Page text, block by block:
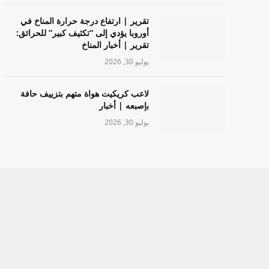
تقرير | ارتفاع درجة حرارة المناخ في
أوروبا يؤدي إلى “تكثيف كبير” للحرائق:
تقرير | أخبار المناخ
يوليو 30, 2026
لاعب كريكيت هواة متهم بتزييف حافة
بإصبعه | أخبار
يوليو 30, 2026